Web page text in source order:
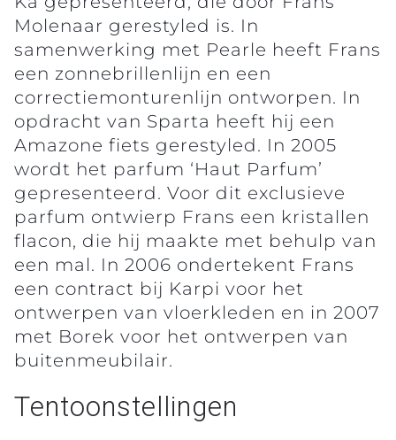
Molenaar gerestyled is. In
samenwerking met Pearle heeft Frans
een zonnebrillenlijn en een
correctiemonturenlijn ontworpen. In
opdracht van Sparta heeft hij een
Amazone fiets gerestyled. In 2005
wordt het parfum ‘Haut Parfum’
gepresenteerd. Voor dit exclusieve
parfum ontwierp Frans een kristallen
flacon, die hij maakte met behulp van
een mal. In 2006 ondertekent Frans
een contract bij Karpi voor het
ontwerpen van vloerkleden en in 2007
met Borek voor het ontwerpen van
buitenmeubilair.
Tentoonstellingen